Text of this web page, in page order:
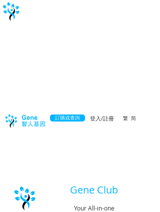
訂購或查詢 登入/註冊 繁 简
Gene Club
Your All-in-one